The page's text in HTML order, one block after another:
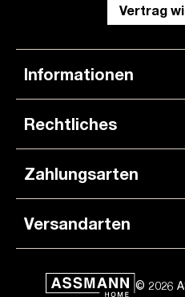
Vertrag
Informationen
Rechtliches
Zahlungsarten
Versandarten
© 2026